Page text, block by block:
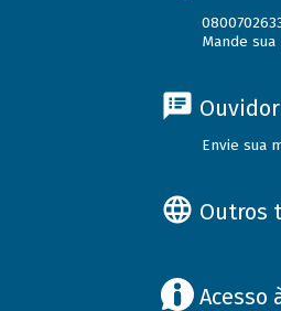
Mande
Envie sua
Outros
Acesso